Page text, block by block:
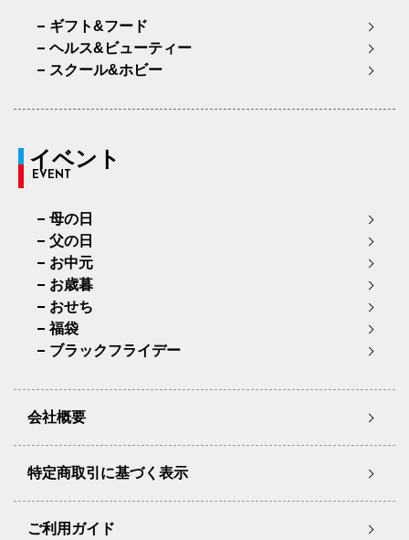
ギフト&フード
ヘルス&ビューティー
スクール&ホビー
イベント
EVENT
母の日
父の日
お中元
お歳暮
おせち
福袋
ブラックフライデー
会社概要
特定商取引に基づく表示
ご利用ガイド